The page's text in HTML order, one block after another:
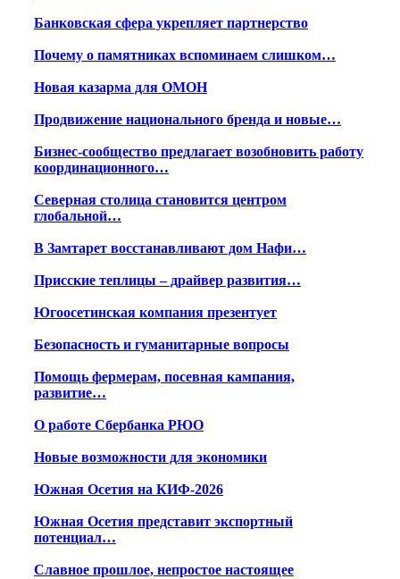
Банковская сфера укрепляет партнерство
Почему о памятниках вспоминаем слишком…
Новая казарма для ОМОН
Продвижение национального бренда и новые…
Бизнес-сообщество предлагает возобновить работу
координационного…
Северная столица становится центром
глобальной…
В Замтарет восстанавливают дом Нафи…
Присские теплицы – драйвер развития…
Югоосетинская компания презентует
Безопасность и гуманитарные вопросы
Помощь фермерам, посевная кампания,
развитие…
О работе Сбербанка РЮО
Новые возможности для экономики
Южная Осетия на КИФ-2026
Южная Осетия представит экспортный
потенциал…
Славное прошлое, непростое настоящее